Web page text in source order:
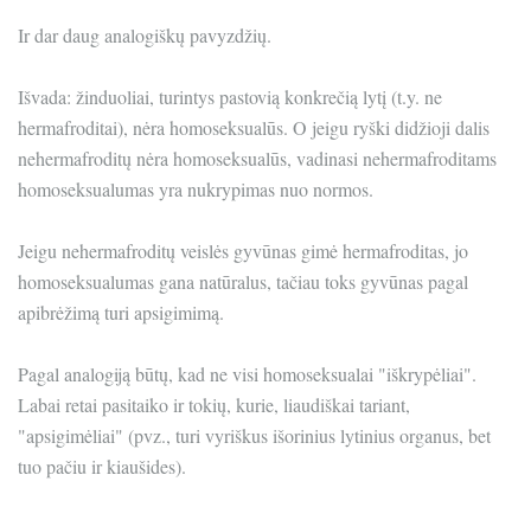
Ir dar daug analogiškų pavyzdžių.
Išvada: žinduoliai, turintys pastovią konkrečią lytį (t.y. ne
hermafroditai), nėra homoseksualūs. O jeigu ryški didžioji dalis
nehermafroditų nėra homoseksualūs, vadinasi nehermafroditams
homoseksualumas yra nukrypimas nuo normos.
Jeigu nehermafroditų veislės gyvūnas gimė hermafroditas, jo
homoseksualumas gana natūralus, tačiau toks gyvūnas pagal
apibrėžimą turi apsigimimą.
Pagal analogiją būtų, kad ne visi homoseksualai "iškrypėliai".
Labai retai pasitaiko ir tokių, kurie, liaudiškai tariant,
"apsigimėliai" (pvz., turi vyriškus išorinius lytinius organus, bet
tuo pačiu ir kiaušides).